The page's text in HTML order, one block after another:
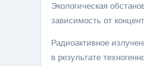
Экологическая
зависимость от
Радиоактивное
в результате